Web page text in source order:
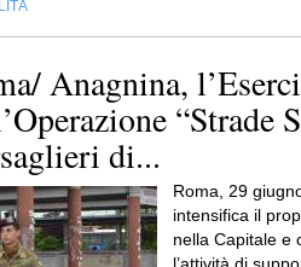
Anagnina,
“Strade
di...
Roma, 29
intensifica il
nella Capitale e